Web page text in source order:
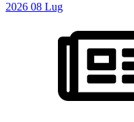
2026 08 Lug